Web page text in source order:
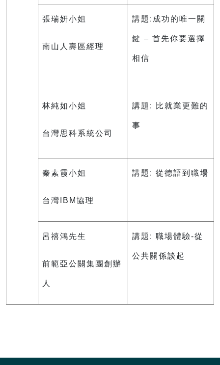
張瑞妍小姐
南山人壽區經理
講題:成功的唯一關
鍵 – 首先你要選擇
相信
林純如小姐
台灣思科系統公司
講題: 比就業更難的
事
秦素霞小姐
台灣IBM協理
講題: 從德語到職場
呂禧鴻先生
前範亞公關集團創辦
人
講題: 職場體驗-從
公共關係談起